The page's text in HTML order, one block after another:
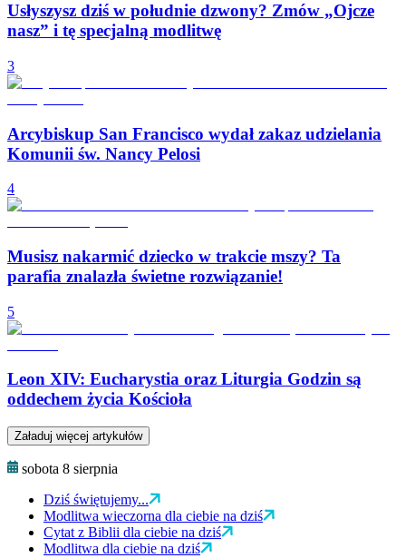
Usłyszysz dziś w południe dzwony? Zmów „Ojcze
nasz” i tę specjalną modlitwę
3
Arcybiskup San Francisco wydał zakaz udzielania
Komunii św. Nancy Pelosi
4
Musisz nakarmić dziecko w trakcie mszy? Ta
parafia znalazła świetne rozwiązanie!
5
Leon XIV: Eucharystia oraz Liturgia Godzin są
oddechem życia Kościoła
Załaduj więcej artykułów
sobota 8 sierpnia
Dziś świętujemy...
Modlitwa wieczorna dla ciebie na dziś
Cytat z Biblii dla ciebie na dziś
Modlitwa dla ciebie na dziś